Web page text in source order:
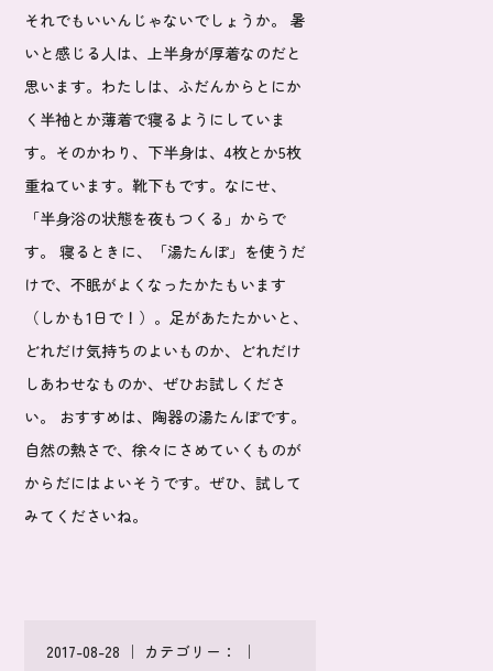
それでもいいんじゃないでしょうか。 暑
いと感じる人は、上半身が厚着なのだと
思います。わたしは、ふだんからとにか
く半袖とか薄着で寝るようにしていま
す。そのかわり、下半身は、4枚とか5枚
重ねています。靴下もです。なにせ、
「半身浴の状態を夜もつくる」からで
す。 寝るときに、「湯たんぽ」を使うだ
けで、不眠がよくなったかたもいます
（しかも1日で！）。足があたたかいと、
どれだけ気持ちのよいものか、どれだけ
しあわせなものか、ぜひお試しくださ
い。 おすすめは、陶器の湯たんぽです。
自然の熱さで、徐々にさめていくものが
からだにはよいそうです。ぜひ、試して
みてくださいね。
2017-08-28 ｜ カテゴリー： ｜